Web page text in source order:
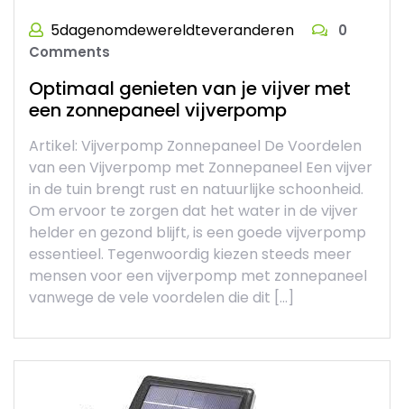
5dagenomdewereldteveranderen
0
Comments
Optimaal genieten van je vijver met
een zonnepaneel vijverpomp
Artikel: Vijverpomp Zonnepaneel De Voordelen
van een Vijverpomp met Zonnepaneel Een vijver
in de tuin brengt rust en natuurlijke schoonheid.
Om ervoor te zorgen dat het water in de vijver
helder en gezond blijft, is een goede vijverpomp
essentieel. Tegenwoordig kiezen steeds meer
mensen voor een vijverpomp met zonnepaneel
vanwege de vele voordelen die dit […]